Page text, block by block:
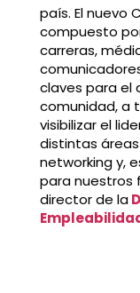
país. El nuevo
compuesto
carreras,
claves para el
comunidad, a
visibilizar el
distintas
networking y,
para nuestros
director de la